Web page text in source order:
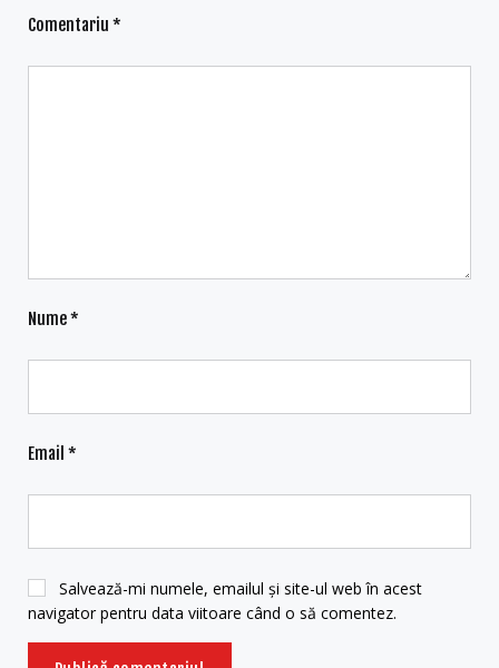
Comentariu *
Nume*
Email *
Salvează-mi numele, emailul și site-ul web în acest
navigator pentru data viitoare când o să comentez.